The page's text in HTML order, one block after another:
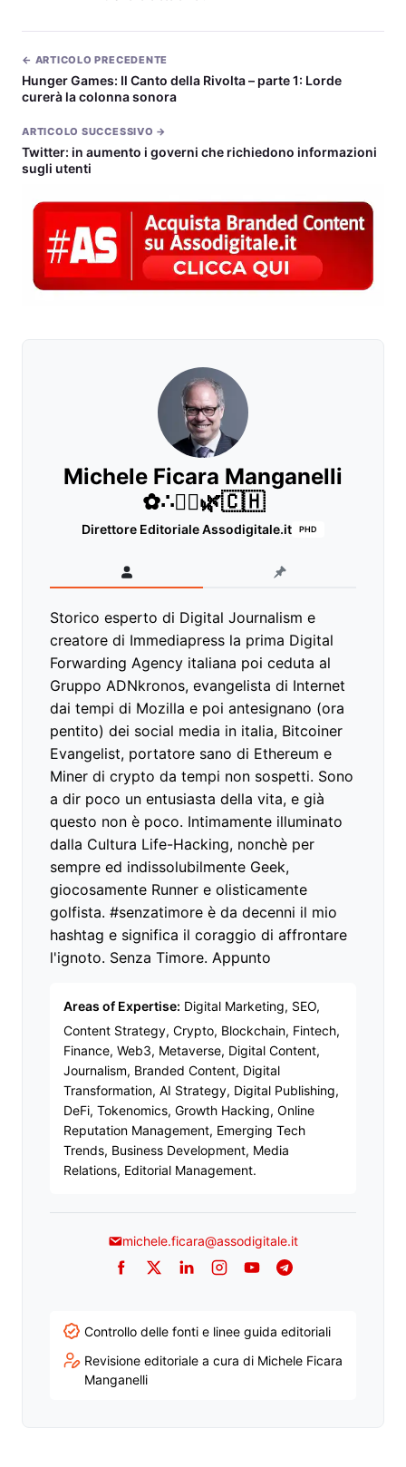
← ARTICOLO PRECEDENTE
Hunger Games: Il Canto della Rivolta – parte 1: Lorde
ARTICOLO SUCCESSIVO →
Twitter: in aumento i governi che richiedono informazioni
sugli utenti
Michele Ficara Manganelli
✿∴♛🌿🇨🇭
Direttore Editoriale Assodigitale.it PHD
Storico esperto di Digital Journalism e
creatore di Immediapress la prima Digital
Forwarding Agency italiana poi ceduta al
Gruppo ADNkronos, evangelista di Internet
dai tempi di Mozilla e poi antesignano (ora
pentito) dei social media in italia, Bitcoiner
Evangelist, portatore sano di Ethereum e
Miner di crypto da tempi non sospetti. Sono
a dir poco un entusiasta della vita, e già
questo non è poco. Intimamente illuminato
dalla Cultura Life-Hacking, nonchè per
sempre ed indissolubilmente Geek,
giocosamente Runner e olisticamente
golfista. #senzatimore è da decenni il mio
hashtag e significa il coraggio di affrontare
l'ignoto. Senza Timore. Appunto
Areas of Expertise: Digital Marketing, SEO,
Content Strategy, Crypto, Blockchain, Fintech,
Finance, Web3, Metaverse, Digital Content,
Journalism, Branded Content, Digital
Transformation, AI Strategy, Digital Publishing,
DeFi, Tokenomics, Growth Hacking, Online
Reputation Management, Emerging Tech
Trends, Business Development, Media
Relations, Editorial Management.
michele.ficara@assodigitale.it
Facebook
TwitterLinkedInInstagram
YouTubeTelegram
Controllo delle fonti e linee guida editoriali
Revisione editoriale a cura di Michele Ficara
Manganelli